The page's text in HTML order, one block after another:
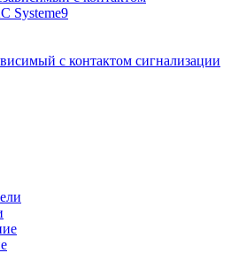
с контактом сигнализации